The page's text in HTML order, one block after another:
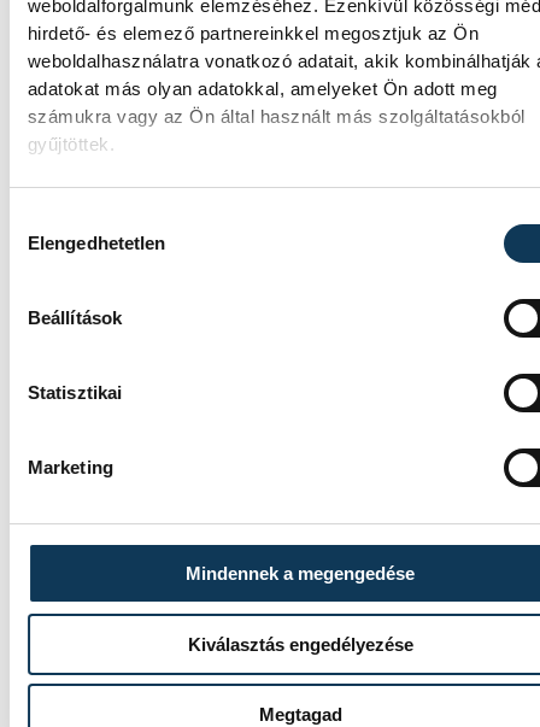
weboldalforgalmunk elemzéséhez. Ezenkívül közösségi
hirdető- és elemező partnereinkkel megosztjuk az Ön
weboldalhasználatra vonatkozó adatait, akik kombinálhatják
adatokat más olyan adatokkal, amelyeket Ön adott meg
számukra vagy az Ön által használt más szolgáltatásokból
gyűjtöttek.
Elengedhetetlen
Beállítások
Statisztikai
Marketing
Mindennek a megengedése
Kiválasztás engedélyezése
Megtagad
SPORT
Gyurkovics a masters Eb
Az Európa-bajnoki és a grand master
súlyemelő kontinenstornán.
Férfi kézilabda ifjúsági Eb:
nem jutott elődöntőbe a
magyar csapat
A magyar férfi ifjúsági kézilabda-válogatott
32-27-re kikapott Szlovéniától a belgrádi
korosztályos Európa-bajnokság csütörtöki
negyeddöntőjében.